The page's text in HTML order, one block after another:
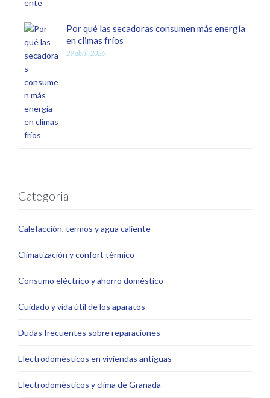
Por qué las secadoras consumen más energía
en climas fríos
29 abril, 2026
Categoria
Calefacción, termos y agua caliente
Climatización y confort térmico
Consumo eléctrico y ahorro doméstico
Cuidado y vida útil de los aparatos
Dudas frecuentes sobre reparaciones
Electrodomésticos en viviendas antiguas
Electrodomésticos y clima de Granada